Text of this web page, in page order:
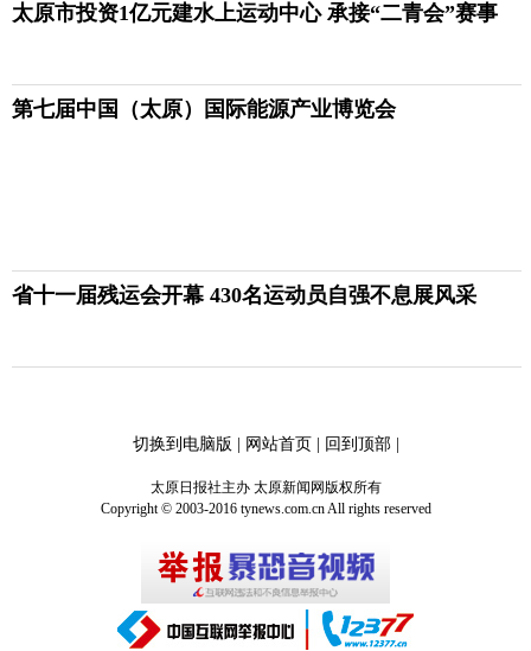
太原市投资1亿元建水上运动中心 承接“二青会”赛事
第七届中国（太原）国际能源产业博览会
省十一届残运会开幕 430名运动员自强不息展风采
切换到电脑版 | 网站首页| 回到顶部|
太原日报社主办 太原新闻网版权所有
Copyright © 2003-2016 tynews.com.cn All rights reserved